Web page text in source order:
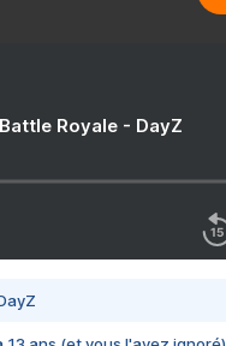
Royale - DayZ